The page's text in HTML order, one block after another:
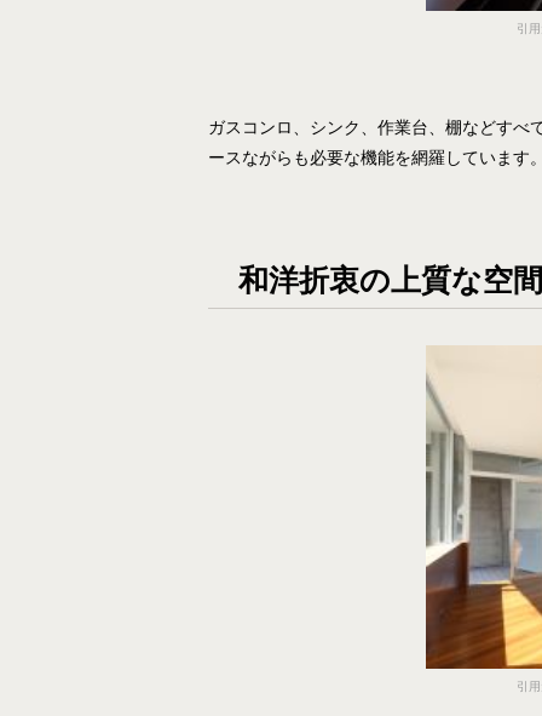
引
ガスコンロ、シンク、作業台、棚などすべ
ースながらも必要な機能を網羅しています
和洋折衷の上質な空間
引